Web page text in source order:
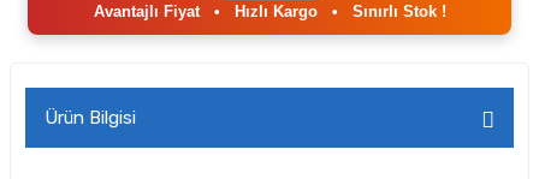
Avantajlı Fiyat• Hızlı Kargo• Sınırlı Stok !
Ürün Bilgisi